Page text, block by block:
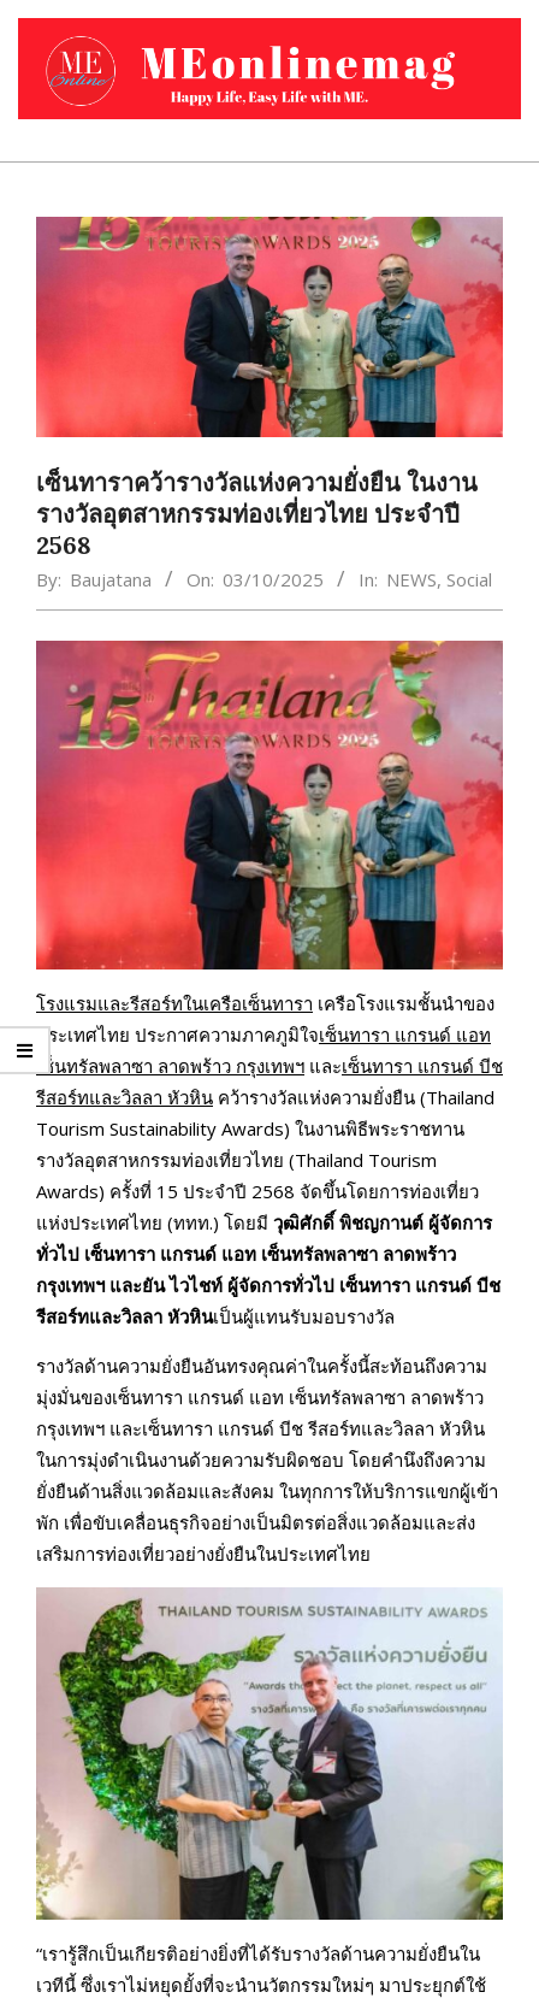
Skip
content
Primary
เซ็นทาราคว้ารางวัลแห่งความยั่งยืน ในงาน
รางวัลอุตสาหกรรมท่องเที่ยวไทย ประจำปี
2568
By: Baujatana On: 03/10/2025 In: NEWS, Social
โรงแรมและรีสอร์ทในเครือเซ็นทารา เครือโรงแรมชั้นนำของ
ประเทศไทย ประกาศความภาคภูมิใจเซ็นทารา แกรนด์ แอท
เซ็นทรัลพลาซา ลาดพร้าว กรุงเทพฯ และเซ็นทารา แกรนด์ บีช
รีสอร์ทและวิลลา หัวหิน คว้ารางวัลแห่งความยั่งยืน (Thailand
Tourism Sustainability Awards) ในงานพิธีพระราชทาน
รางวัลอุตสาหกรรมท่องเที่ยวไทย (Thailand Tourism
Awards) ครั้งที่ 15 ประจำปี 2568 จัดขึ้นโดยการท่องเที่ยว
แห่งประเทศไทย (ททท.) โดยมี วุฒิศักดิ์ พิชญกานต์ ผู้จัดการ
ทั่วไป เซ็นทารา แกรนด์ แอท เซ็นทรัลพลาซา ลาดพร้าว
กรุงเทพฯ และยัน ไวไชท์ ผู้จัดการทั่วไป เซ็นทารา แกรนด์ บีช
รีสอร์ทและวิลลา หัวหินเป็นผู้แทนรับมอบรางวัล
รางวัลด้านความยั่งยืนอันทรงคุณค่าในครั้งนี้สะท้อนถึงความ
มุ่งมั่นของเซ็นทารา แกรนด์ แอท เซ็นทรัลพลาซา ลาดพร้าว
กรุงเทพฯ และเซ็นทารา แกรนด์ บีช รีสอร์ทและวิลลา หัวหิน
ในการมุ่งดำเนินงานด้วยความรับผิดชอบ โดยคำนึงถึงความ
ยั่งยืนด้านสิ่งแวดล้อมและสังคม ในทุกการให้บริการแขกผู้เข้า
พัก เพื่อขับเคลื่อนธุรกิจอย่างเป็นมิตรต่อสิ่งแวดล้อมและส่ง
เสริมการท่องเที่ยวอย่างยั่งยืนในประเทศไทย
“เรารู้สึกเป็นเกียรติอย่างยิ่งที่ได้รับรางวัลด้านความยั่งยืนใน
เวทีนี้ ซึ่งเราไม่หยุดยั้งที่จะนำนวัตกรรมใหม่ๆ มาประยุกต์ใช้